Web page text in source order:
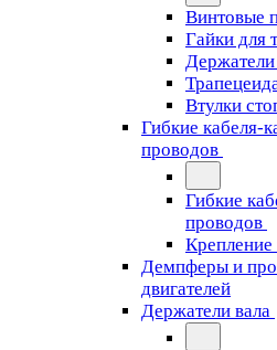
Винтовые
Гайки для
Держатели
Втулки
Гибкие кабеля-
проводов
Гибкие
проводов
Крепление
Демпферы и
двигателей
Держатели вала